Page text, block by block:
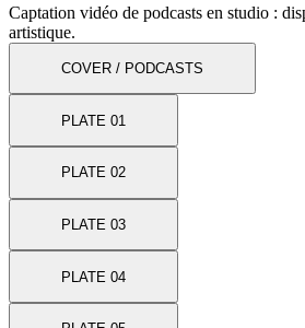
Captation vidéo de podcasts en studio :
artistique.
COVER / PODCASTS
PLATE 01
PLATE 02
PLATE 03
PLATE 04